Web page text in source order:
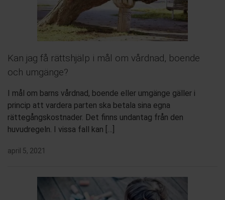
Kan jag få rättshjälp i mål om vårdnad, boende
och umgänge?
I mål om barns vårdnad, boende eller umgänge gäller i
princip att vardera parten ska betala sina egna
rättegångskostnader. Det finns undantag från den
huvudregeln. I vissa fall kan […]
april 5, 2021